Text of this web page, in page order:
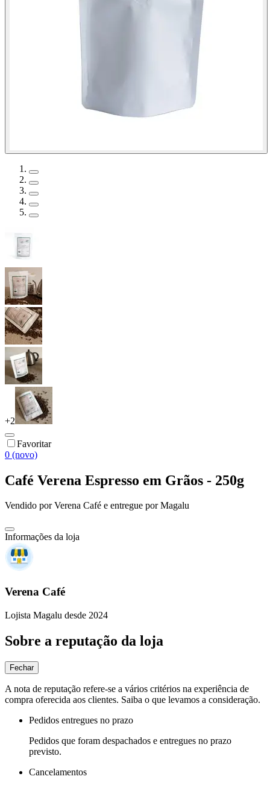
+2
Favoritar
0 (novo)
Café Verena Espresso em Grãos - 250g
Vendido porVerena Café e entregue por Magalu
Informações da loja
Verena Café
Lojista Magalu desde 2024
Sobre a reputação da loja
Fechar
A nota de reputação refere-se a vários critérios na experiência de
compra oferecida aos clientes. Saiba o que levamos a consideração.
Pedidos entregues no prazo
Pedidos que foram despachados e entregues no prazo
previsto.
Cancelamentos